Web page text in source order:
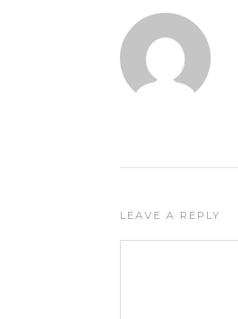
LEAVE A REPLY